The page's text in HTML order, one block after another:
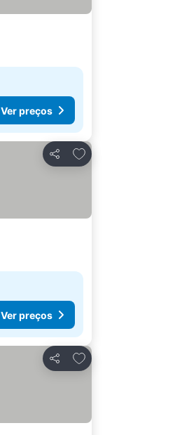
Ver preços
Partilhar
Adicionar aos favoritos
Ver preços
Partilhar
Adicionar aos favoritos